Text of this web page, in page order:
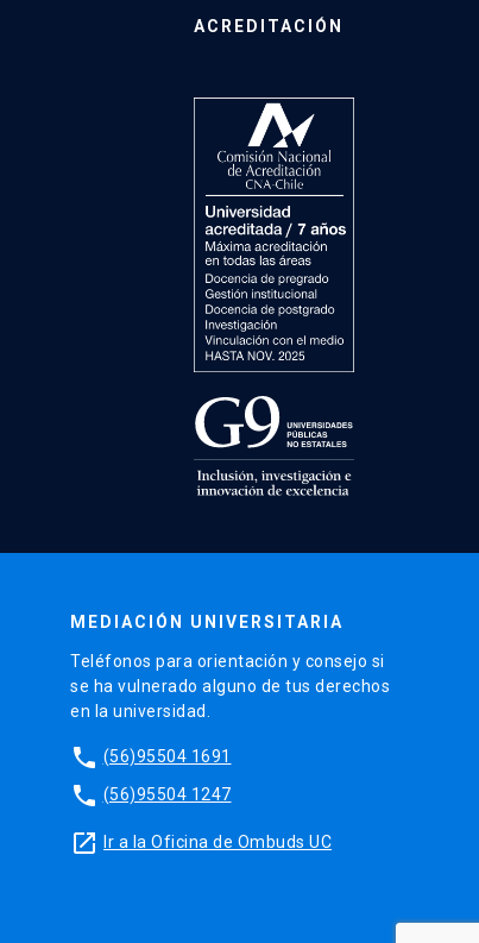
ACREDITACIÓN
MEDIACIÓN UNIVERSITARIA
Teléfonos para orientación y consejo si
se ha vulnerado alguno de tus derechos
en la universidad.
phone (56)95504 1691
phone (56)95504 1247
launch Ir a la Oficina de Ombuds UC